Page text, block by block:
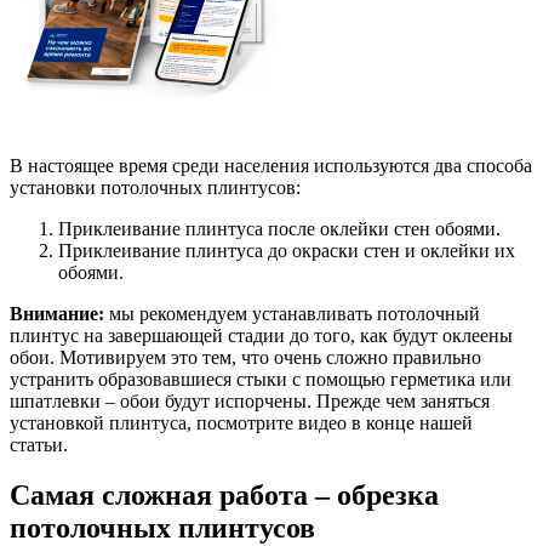
В настоящее время среди населения используются два способа
установки потолочных плинтусов:
Приклеивание плинтуса после оклейки стен обоями.
Приклеивание плинтуса до окраски стен и оклейки их
обоями.
Внимание: мы рекомендуем устанавливать потолочный
плинтус на завершающей стадии до того, как будут оклеены
обои. Мотивируем это тем, что очень сложно правильно
устранить образовавшиеся стыки с помощью герметика или
шпатлевки – обои будут испорчены. Прежде чем заняться
установкой плинтуса, посмотрите видео в конце нашей
статьи.
Самая сложная работа – обрезка
потолочных плинтусов